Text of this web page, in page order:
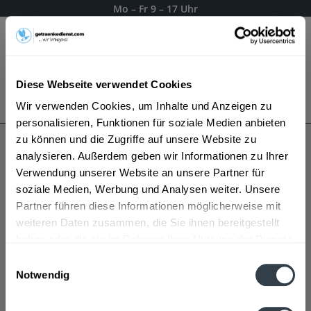
Diese Webseite verwendet Cookies
Wir verwenden Cookies, um Inhalte und Anzeigen zu
personalisieren, Funktionen für soziale Medien anbieten
zu können und die Zugriffe auf unsere Website zu
analysieren. Außerdem geben wir Informationen zu Ihrer
Verwendung unserer Website an unsere Partner für
soziale Medien, Werbung und Analysen weiter. Unsere
Partner führen diese Informationen möglicherweise mit
weiteren Daten zusammen, die Sie ihnen bereitgestellt
Notwendig
Mo – Fr 9 – 17 Uhr
Es gilt unsereDatenschutzerklärung
Mayer